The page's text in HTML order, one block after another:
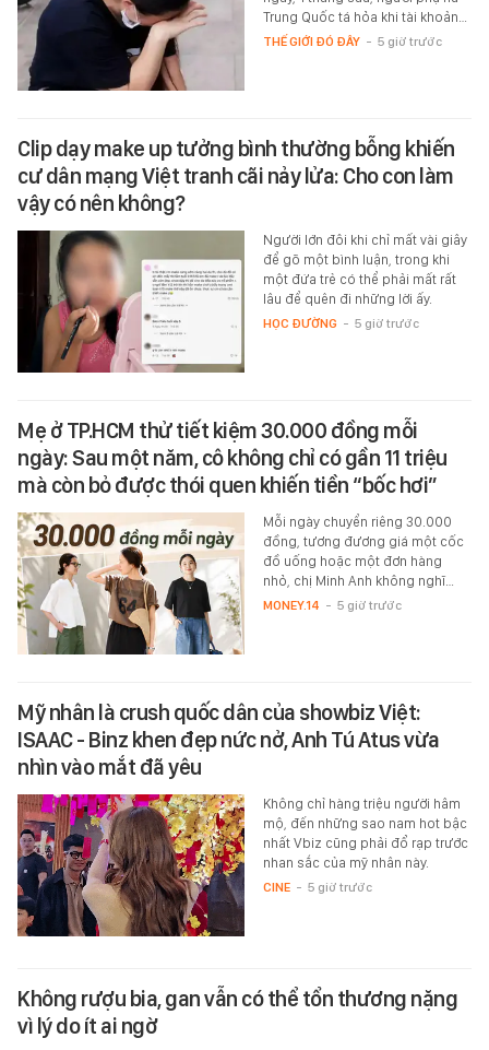
Trung Quốc tá hỏa khi tài khoản…
THẾ GIỚI ĐÓ ĐÂY - 5 giờ trước
Clip dạy make up tưởng bình thường bỗng khiến
cư dân mạng Việt tranh cãi nảy lửa: Cho con làm
vậy có nên không?
Người lớn đôi khi chỉ mất vài giây
để gõ một bình luận, trong khi
một đứa trẻ có thể phải mất rất
lâu để quên đi những lời ấy.
HỌC ĐƯỜNG - 5 giờ trước
Mẹ ở TP.HCM thử tiết kiệm 30.000 đồng mỗi
ngày: Sau một năm, cô không chỉ có gần 11 triệu
mà còn bỏ được thói quen khiến tiền “bốc hơi”
Mỗi ngày chuyển riêng 30.000
đồng, tương đương giá một cốc
đồ uống hoặc một đơn hàng
nhỏ, chị Minh Anh không nghĩ…
MONEY.14 - 5 giờ trước
Mỹ nhân là crush quốc dân của showbiz Việt:
ISAAC - Binz khen đẹp nức nở, Anh Tú Atus vừa
nhìn vào mắt đã yêu
Không chỉ hàng triệu người hâm
mộ, đến những sao nam hot bậc
nhất Vbiz cũng phải đổ rạp trước
nhan sắc của mỹ nhân này.
CINE - 5 giờ trước
Không rượu bia, gan vẫn có thể tổn thương nặng
vì lý do ít ai ngờ